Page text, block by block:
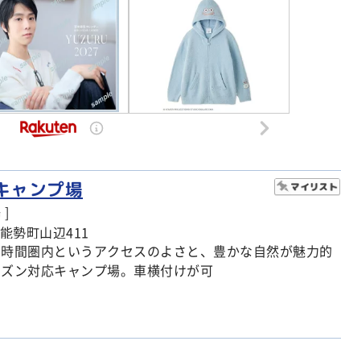
ャンプ場
]
勢町山辺411
間圏内というアクセスのよさと、豊かな自然が魅力的
ン対応キャンプ場。車横付けが可